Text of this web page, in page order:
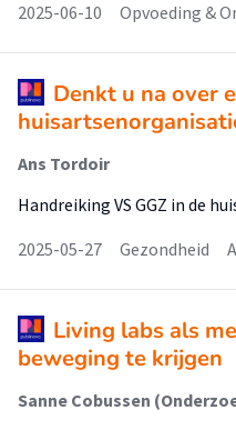
2025-06-10
Opvoeding &
Denkt u na over
Ans Tordoir
Handreiking VS GGZ in de
2025-05-27
Gezondheid
Living labs als
beweging te krijgen
Sanne Cobussen